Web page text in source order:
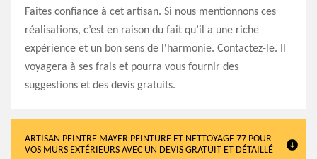
Faites confiance à cet artisan. Si nous mentionnons ces
réalisations, c’est en raison du fait qu’il a une riche
expérience et un bon sens de l'harmonie. Contactez-le. Il
voyagera à ses frais et pourra vous fournir des
suggestions et des devis gratuits.
ARTISAN PEINTRE MAYER PEINTURE ET NETTOYAGE 77 POUR
VOS MURS EXTÉRIEURS AVEC UN DEVIS GRATUIT ET DÉTAILLÉ